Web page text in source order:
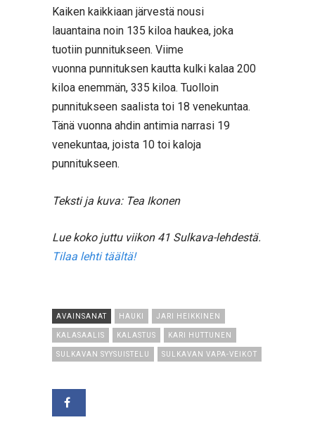
Kaiken kaikkiaan järvestä nousi
lauantaina noin 135 kiloa haukea, joka
tuotiin punnitukseen. Viime
vuonna punnituksen kautta kulki kalaa 200
kiloa enemmän, 335 kiloa. Tuolloin
punnitukseen saalista toi 18 venekuntaa.
Tänä vuonna ahdin antimia narrasi 19
venekuntaa, joista 10 toi kaloja
punnitukseen.
Teksti ja kuva: Tea Ikonen
Lue koko juttu viikon 41 Sulkava-lehdestä.
Tilaa lehti täältä!
AVAINSANAT HAUKI JARI HEIKKINEN
KALASAALIS KALASTUS KARI HUTTUNEN
SULKAVAN SYYSUISTELU SULKAVAN VAPA-VEIKOT